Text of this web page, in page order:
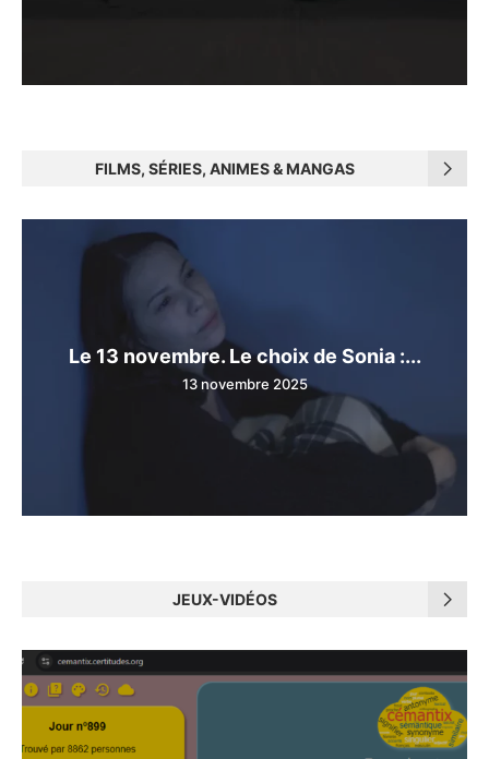
FILMS, SÉRIES, ANIMES & MANGAS
Le 13 novembre. Le choix de Sonia :...
13 novembre 2025
JEUX-VIDÉOS